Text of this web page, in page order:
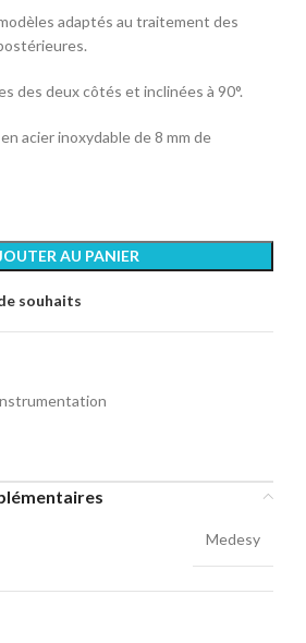
adaptés au traitement des
des deux côtés et inclinées à 90°.
acier inoxydable de 8 mm de
AU PANIER
souhaits
Medesy